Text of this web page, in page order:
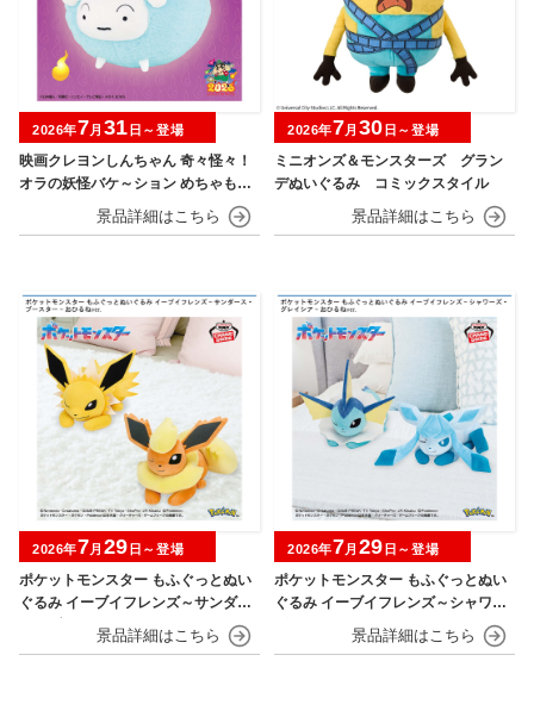
映画クレヨンしんちゃん 奇々怪々！
オラの妖怪バケ～ション めちゃもふ
ぐっとぬいぐるみ シロ
2026年7月 31 日～登場
ミニオンズ＆モンスターズ グラン
デぬいぐるみ コミックスタイル
2026年7月 30 日～登場
ポケットモンスター もふぐっとぬい
ぐるみ イーブイフレンズ～サンダー
ス・ブースター～おひるねver.
2026年7月 29 日～登場
ポケットモンスター もふぐっとぬい
ぐるみ イーブイフレンズ～シャワー
ズ・グレイシア～おひるねver.
2026年7月 29 日～登場